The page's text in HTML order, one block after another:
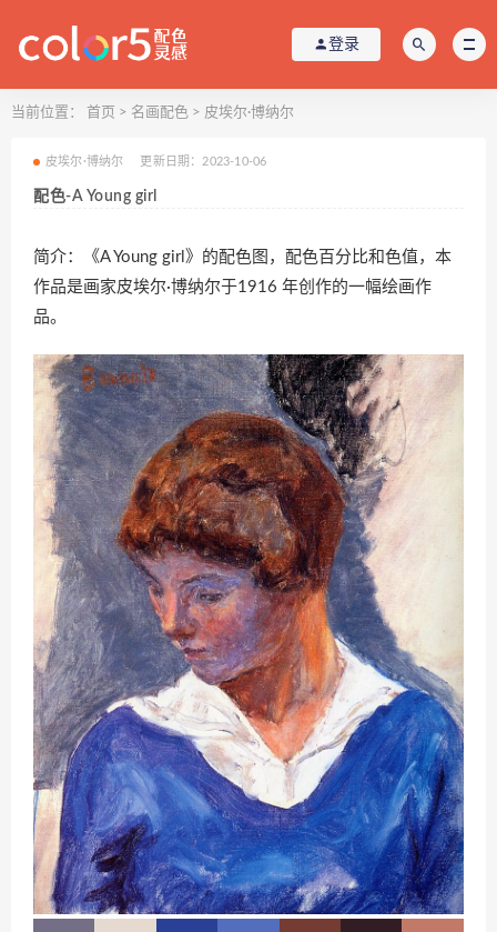
登录
当前位置： 首页 > 名画配色 > 皮埃尔·博纳尔
皮埃尔·博纳尔 更新日期：2023-10-06
配色-A Young girl
简介：《A Young girl》的配色图，配色百分比和色值，本
作品是画家皮埃尔·博纳尔于1916 年创作的一幅绘画作
品。